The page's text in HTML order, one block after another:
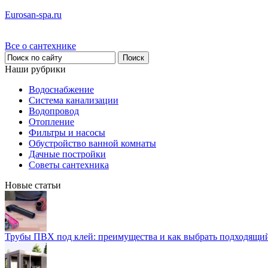
Eurosan-spa.ru
Все о сантехнике
Наши рубрики
Водоснабжение
Система канализации
Водопровод
Отопление
Фильтры и насосы
Обустройство ванной комнаты
Дачные постройки
Советы сантехника
Новые статьи
Трубы ПВХ под клей: преимущества и как выбрать